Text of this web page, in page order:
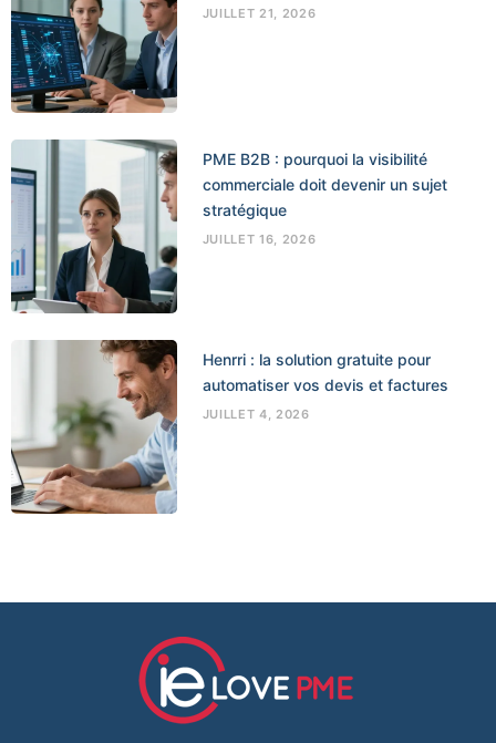
JUILLET 21, 2026
PME B2B : pourquoi la visibilité
commerciale doit devenir un sujet
stratégique
JUILLET 16, 2026
Henrri : la solution gratuite pour
automatiser vos devis et factures
JUILLET 4, 2026